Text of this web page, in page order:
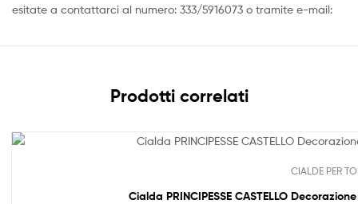
esitate a contattarci al numero: 333/5916073 o tramite e-mail:
Prodotti correlati
CIALDE PER
Cialda PRINCIPESSE CASTELLO